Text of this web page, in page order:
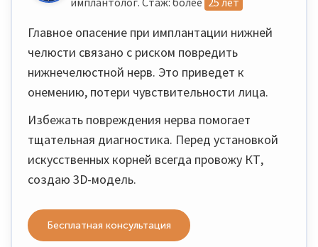
Главное опасение при имплантации нижней
челюсти связано с риском повредить
нижнечелюстной нерв. Это приведет к
онемению, потери чувствительности лица.
Избежать повреждения нерва помогает
тщательная диагностика. Перед установкой
искусственных корней всегда провожу КТ,
создаю 3D-модель.
Бесплатная консультация